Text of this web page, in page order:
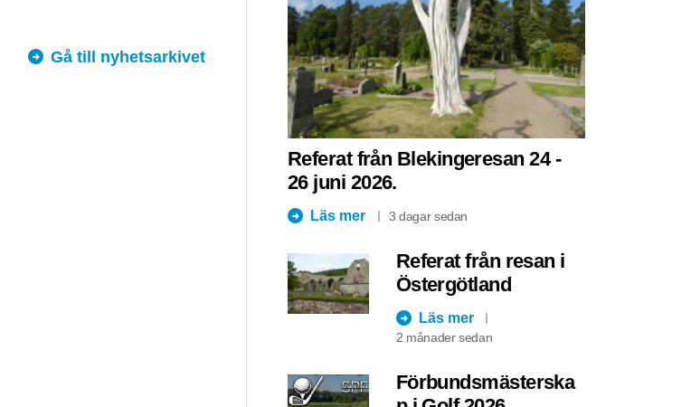
Gå till nyhetsarkivet
Referat från Blekingeresan 24 -
26 juni 2026.
Läs mer 3 dagar sedan
Referat från resan i
Östergötland
Läs mer
2 månader sedan
Förbundsmästerska